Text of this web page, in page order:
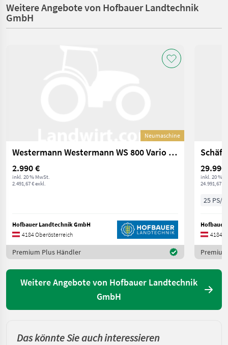
Weitere Angebote von Hofbauer Landtechnik
GmbH
Neumaschine
Westermann Westermann WS 800 Vario Futter/Spalten-Schieber
2.990 €
inkl. 20 % MwSt.
2.491,67 € exkl.
Hofbauer Landtechnik GmbH
4184 Oberösterreich
Premium Plus Händler
29.990
inkl. 20 %
24.991,67 €
25 PS/
Hofbauer
4184
Weitere Angebote von Hofbauer Landtechnik
GmbH
Das könnte Sie auch interessieren